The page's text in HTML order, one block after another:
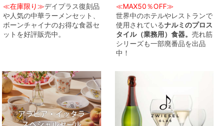
≪在庫限り≫デイプラス復刻品
や人気の中華ラーメンセット、
ボーンチャイナのお得な食器セ
ットを好評販売中。
≪MAX50％OFF≫
世界中のホテルやレストランで
使用されているナルミのプロス
タイル（業務用）食器。 売れ筋
シリーズも一部廃番品を出品
中！